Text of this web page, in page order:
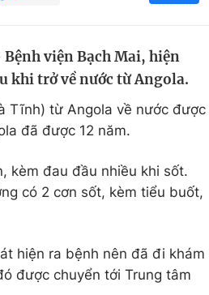
Hitech Công
Sản phẩm
Thị trường
viện Bạch Mai, hiện
khi trở về nước từ Angola.
Tĩnh) từ Angola về nước được
đã được 12 năm.
kèm đau đầu nhiều khi sốt.
có 2 cơn sốt, kèm tiểu buốt,
hiện ra bệnh nên đã đi khám
được chuyển tới Trung tâm